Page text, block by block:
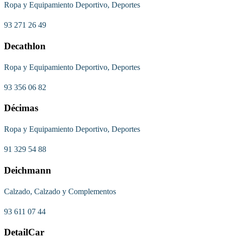
Ropa y Equipamiento Deportivo, Deportes
93 271 26 49
Decathlon
Ropa y Equipamiento Deportivo, Deportes
93 356 06 82
Décimas
Ropa y Equipamiento Deportivo, Deportes
91 329 54 88
Deichmann
Calzado, Calzado y Complementos
93 611 07 44
DetailCar